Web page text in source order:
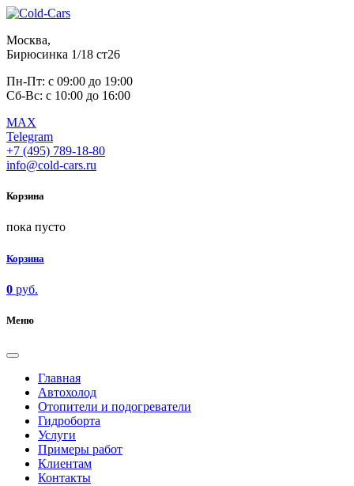
Москва,
Бирюсинка 1/18 ст26 ​
Пн-Пт: с 09:00 до 19:00
Сб-Вс: с 10:00 до 16:00
MAX
Telegram
+7 (495) 789-18-80
info@cold-cars.ru
Корзина
пока пусто
Корзина
0 руб.
Меню
Главная
Автохолод
Отопители и подогреватели
Гидроборта
Услуги
Примеры работ
Клиентам
Контакты